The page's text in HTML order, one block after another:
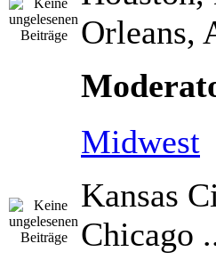
Orleans,
Midwest
Kansas
Chicago